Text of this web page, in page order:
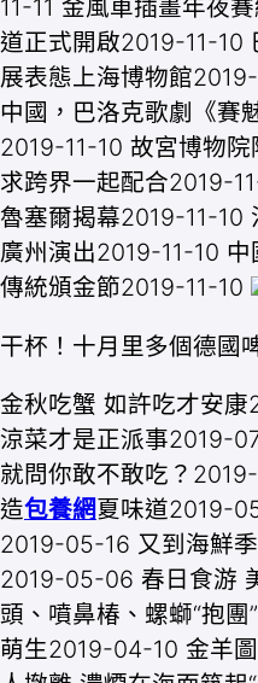
11-11 金風車插畫年夜
道正式開啟2019-11-10
展表態上海博物館2019-
中國，巴洛克歌劇《賽
2019-11-10 故宮博物
求跨界一起配合2019-
魯塞爾揭幕2019-11-10
廣州演出2019-11-10
傳統頒金節2019-11-10
干杯！十月里多個德國
金秋吃蟹 如許吃才安
涼菜才是正派事2019-
就問你敢不敢吃？
造包養網夏味道2019-
2019-05-16 又到海鮮
2019-05-06 春日食游
頭、噴鼻椿、螺螄“抱團
萌生2019-04-10 金羊